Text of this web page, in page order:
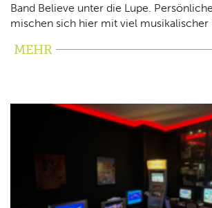
Band Believe unter die Lupe.
mischen sich hier mit viel musikalischer
MEHR